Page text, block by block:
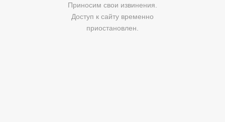
Приносим свои извинения.
Доступ к сайту временно
приостановлен.